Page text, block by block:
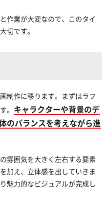
作業が大変なので、このタイ
切です。
制作に移ります。まずはラフ
。 キャラクターや背景のデ
のバランスを考えながら進
雰囲気を大きく左右する要素
加え、立体感を出していきま
魅力的なビジュアルが完成し